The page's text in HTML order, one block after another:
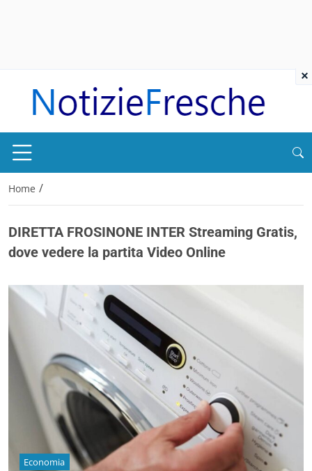
Home /
DIRETTA FROSINONE INTER Streaming Gratis,
dove vedere la partita Video Online
Economia
×